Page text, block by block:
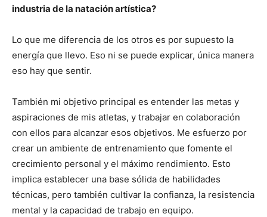
industria de la natación artística?
Lo que me diferencia de los otros es por supuesto la
energía que llevo. Eso ni se puede explicar, única manera
eso hay que sentir.
También mi objetivo principal es entender las metas y
aspiraciones de mis atletas, y trabajar en colaboración
con ellos para alcanzar esos objetivos. Me esfuerzo por
crear un ambiente de entrenamiento que fomente el
crecimiento personal y el máximo rendimiento. Esto
implica establecer una base sólida de habilidades
técnicas, pero también cultivar la confianza, la resistencia
mental y la capacidad de trabajo en equipo.